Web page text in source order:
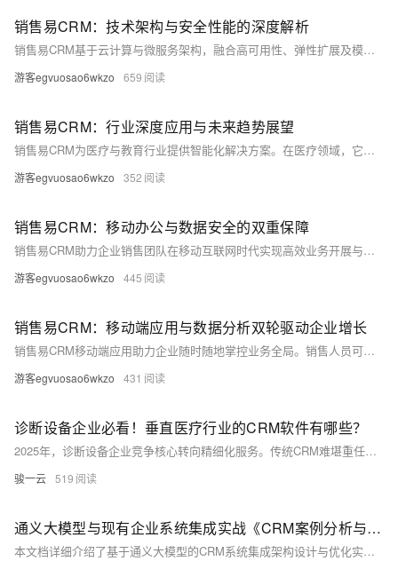
销售易CRM：技术架构与安全性能的深度解析
销售易CRM基于云计算与微服务架构，融合高可用性、弹性扩展及模块化开发优势，为企业提供灵活定制化的客户关系管理解决方案。系统采用多层次安全防护机制，包括数据加密、细粒度权限控制和实时监控审计，确保数据安全与隐私保护。某金融机构的成功案例表明，销售易CRM显著提升了数据安全性和系统性能，同时满足行业合规要求。作为数字化转型的利器，销售易CRM助力企业实现可持续发展与市场竞争力提升。
游客egvuosao6wkzo 659
销售易CRM：行业深度应用与未来趋势展望
销售易CRM为医疗与教育行业提供智能化解决方案。在医疗领域，它结合数据合规管理与精准营销，助力某医疗器械公司降低40%数据泄露风险、提升35%营销回报率；在教育领域，通过全流程管理和个性化服务，帮助某语言培训机构提高22%学员转化率与18%续费率。未来，销售易CRM将持续创新，推动两行业客户关系管理的智能化发展。
游客egvuosao6wkzo 352
销售易CRM：移动办公与数据安全的双重保障
销售易CRM助力企业销售团队在移动互联网时代实现高效业务开展与数据安全保障。其移动办公功能打破时空限制，支持离线操作与实时同步；多层次数据加密、权限管理及安全审计机制，全方位保护客户隐私。某跨国企业案例显示，销售易CRM大幅提升团队协作效率35%，降低数据泄露风险40%，实现移动与安全的完美结合。
游客egvuosao6wkzo 445
销售易CRM：移动端应用与数据分析双轮驱动企业增长
销售易CRM移动端应用助力企业随时随地掌控业务全局。销售人员可实时访问客户信息、更新进展，离线模式确保网络不佳时工作不中断。实时协作功能提升团队沟通效率，移动审批加速业务流程。强大的数据分析与可视化工具提供深度洞察，支持前瞻性决策。客户行为分析精准定位需求，优化营销策略。某中型制造企业引入后，业绩提升30%，客户满意度提高25%。
游客egvuosao6wkzo 431
诊断设备企业必看！垂直医疗行业的CRM软件有哪些？
2025年，诊断设备企业竞争核心转向精细化服务。传统CRM难堪重任，垂直医疗CRM成破局关键。本文深度解析八骏医疗云等五大解决方案，揭秘如何通过设备全周期管理、代理商管控、智能耗材预警与私有化部署，构建以客户为中心的服务体系，抢占增长制高点。
骏一云 519
通义大模型与现有企业系统集成实战《CRM案例分析与安全最佳实践》
本文档详细介绍了基于通义大模型的CRM系统集成架构设计与优化实践。涵盖混合部署架构演进（新增向量缓存、双通道同步）、性能基准测试对比、客户意图分析模块、商机预测系统等核心功能实现。同时，深入探讨了安全防护体系、三级缓存架构、请求批处理优化及故障处理机制，并展示了实时客户画像生成和动态提示词工程。通过实施，显著提升客服响应速度（425%）、商机识别准确率（37%）及客户满意度（15%）。最后，规划了技术演进路线图，从单点集成迈向自主优化阶段，推动业务效率与价值持续增长。